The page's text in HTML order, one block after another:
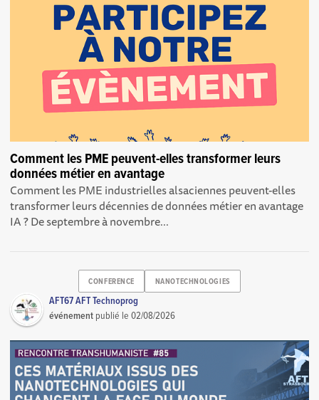
Comment les PME peuvent-elles transformer leurs
données métier en avantage
Comment les PME industrielles alsaciennes peuvent-elles
transformer leurs décennies de données métier en avantage
IA ? De septembre à novembre...
CONFERENCE NANOTECHNOLOGIES
AFT67 AFT Technoprog
événement publié le02/08/2026